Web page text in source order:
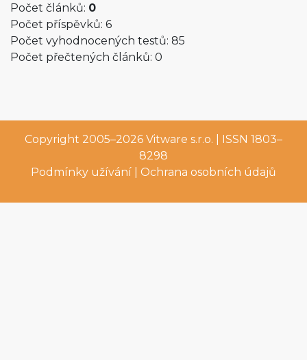
Počet článků: 0
Počet příspěvků: 6
Počet vyhodnocených testů: 85
Počet přečtených článků: 0
Copyright 2005–2026 Vitware s.r.o. | ISSN 1803–
8298
Podmínky užívání
Ochrana osobních údajů